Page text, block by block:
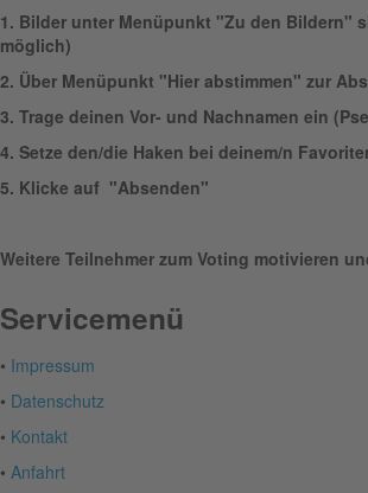
1. Bilder unter Menüpunkt "Zu den Bildern"
möglich)
2. Über Menüpunkt "Hier abstimmen" zur
3. Trage deinen Vor- und Nachnamen ein
4. Setze den/die Haken bei deinem/n
5. Klicke auf "Absenden"
Weitere Teilnehmer zum Voting motivieren
Servicemenü
• Impressum
• Datenschutz
• Kontakt
• Anfahrt